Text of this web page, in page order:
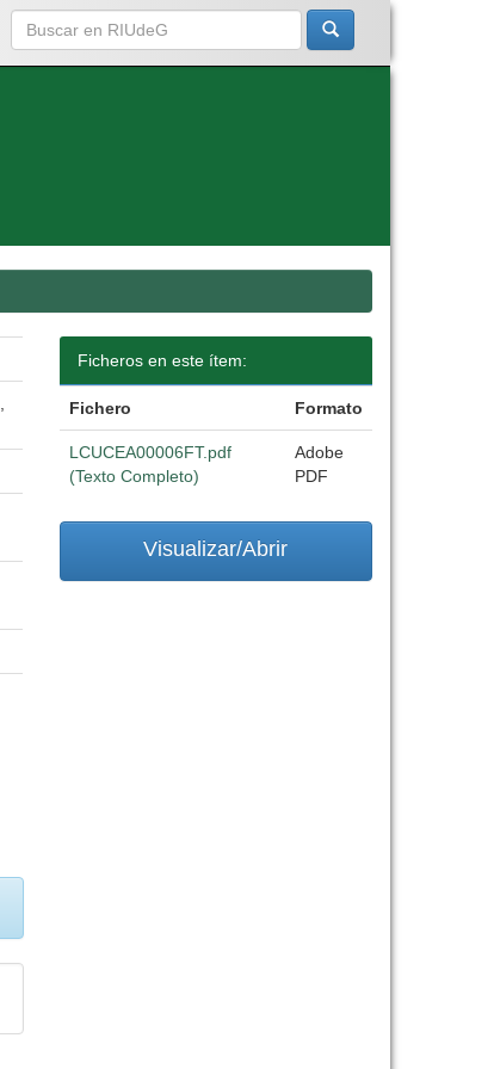
Ficheros en este ítem:
Fichero Formato
LCUCEA00006FT.pdf
(Texto Completo)
Adobe
PDF
Visualizar/Abrir